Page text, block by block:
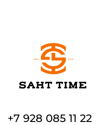
+7 928 085 11 22